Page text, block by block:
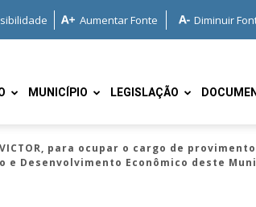
Aumentar Fonte Diminuir
MUNICÍPIO LEGISLAÇÃO
VICTOR, para ocupar o cargo de
e Desenvolvimento Econômico deste